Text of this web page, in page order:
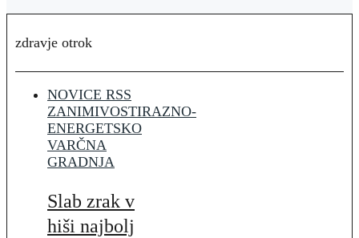
zdravje otrok
NOVICE RSS
ZANIMIVOSTIRAZNO-
ENERGETSKO
VARČNA
GRADNJA
Slab zrak v
hiši najbolj